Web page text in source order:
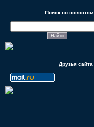
Поиск по новостям
Друзья сайта